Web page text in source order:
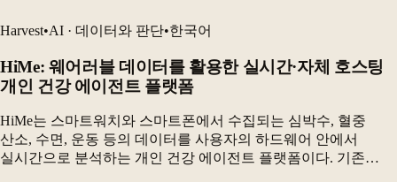
Harvest•AI · 데이터와 판단•한국어
HiMe: 웨어러블 데이터를 활용한 실시간·자체 호스팅
개인 건강 에이전트 플랫폼
HiMe는 스마트워치와 스마트폰에서 수집되는 심박수, 혈중
산소, 수면, 운동 등의 데이터를 사용자의 하드웨어 안에서
실시간으로 분석하는 개인 건강 에이전트 플랫폼이다. 기존